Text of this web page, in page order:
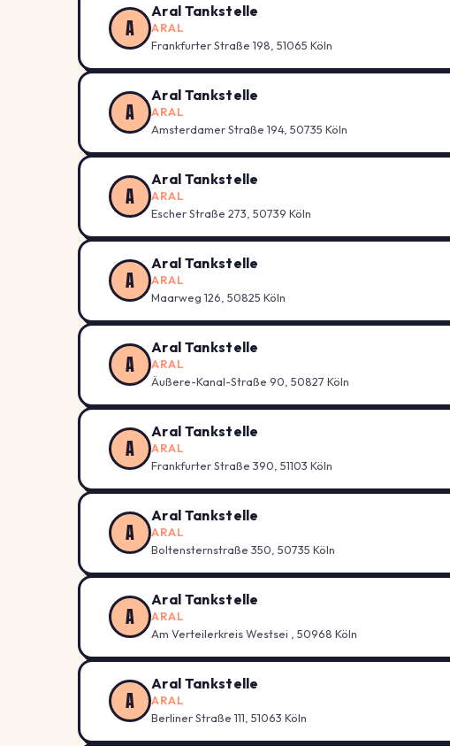
A
Aral Tankstelle
ARAL
Frankfurter Straße 198, 51065 Köln
A
Aral Tankstelle
ARAL
Amsterdamer Straße 194, 50735 Köln
A
Aral Tankstelle
ARAL
Escher Straße 273, 50739 Köln
A
Aral Tankstelle
ARAL
Maarweg 126, 50825 Köln
A
Aral Tankstelle
ARAL
Äußere-Kanal-Straße 90, 50827 Köln
A
Aral Tankstelle
ARAL
Frankfurter Straße 390, 51103 Köln
A
Aral Tankstelle
ARAL
Boltensternstraße 350, 50735 Köln
A
Aral Tankstelle
ARAL
Am Verteilerkreis Westsei , 50968 Köln
A
Aral Tankstelle
ARAL
Berliner Straße 111, 51063 Köln